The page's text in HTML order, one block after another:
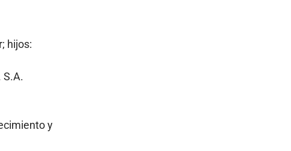
hijos:
S.A.
y